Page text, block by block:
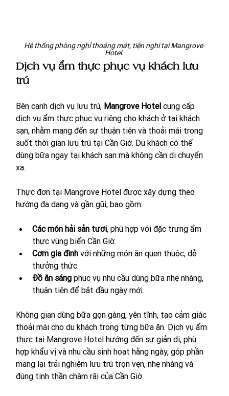
Hệ thống phòng nghỉ thoáng mát, tiện nghi tại Mangrove
Hotel.
Dịch vụ ẩm thực phục vụ khách lưu
trú
Bên cạnh dịch vụ lưu trú, Mangrove Hotel cung cấp
dịch vụ ẩm thực phục vụ riêng cho khách ở tại khách
sạn, nhằm mang đến sự thuận tiện và thoải mái trong
suốt thời gian lưu trú tại Cần Giờ. Du khách có thể
dùng bữa ngay tại khách sạn mà không cần di chuyển
xa.
Thực đơn tại Mangrove Hotel được xây dựng theo
hướng đa dạng và gần gũi, bao gồm:
Các món hải sản tươi, phù hợp với đặc trưng ẩm
thực vùng biển Cần Giờ.
Cơm gia đình với những món ăn quen thuộc, dễ
thưởng thức.
Đồ ăn sáng phục vụ nhu cầu dùng bữa nhẹ nhàng,
thuận tiện để bắt đầu ngày mới.
Không gian dùng bữa gọn gàng, yên tĩnh, tạo cảm giác
thoải mái cho du khách trong từng bữa ăn. Dịch vụ ẩm
thực tại Mangrove Hotel hướng đến sự giản dị, phù
hợp khẩu vị và nhu cầu sinh hoạt hằng ngày, góp phần
mang lại trải nghiệm lưu trú trọn vẹn, nhẹ nhàng và
đúng tinh thần chậm rãi của Cần Giờ.